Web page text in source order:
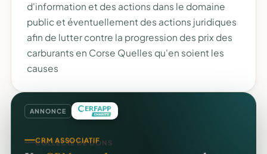
d'information et des actions dans le domaine
public et éventuellement des actions juridiques
afin de lutter contre la progression des prix des
carburants en Corse Quelles qu'en soient les
causes
ANNONCE
CRM ASSOCIATIF
COLLECTE DE DONS